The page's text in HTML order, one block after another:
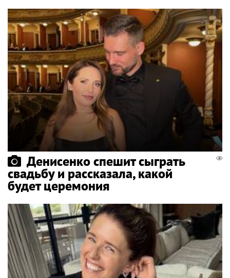
Денисенко спешит сыграть
свадьбу и рассказала, какой
будет церемония